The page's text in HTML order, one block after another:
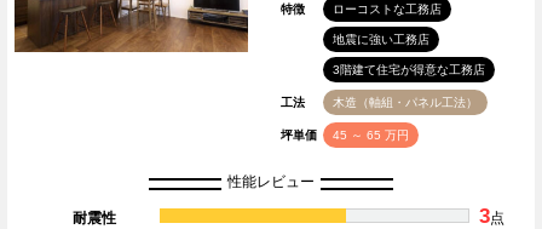
特徴 ローコストな工務店
地震に強い工務店
3階建て住宅が得意な工務店
工法 木造（軸組・パネル工法）
坪単価 45 ～ 65 万円
性能レビュー
耐震性 3点